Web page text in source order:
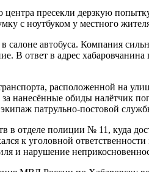
с ноутбуком у местного
салоне автобуса. Компания
В ответ в адрес
расположенной на
нанесённые обиды налётчик
патрульно-постовой
в отделе полиции № 11, куда
к уголовной
и нарушение